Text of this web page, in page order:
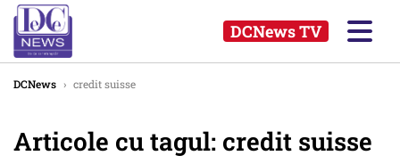
DCNews TV
DCNews › credit suisse
Articole cu tagul: credit suisse